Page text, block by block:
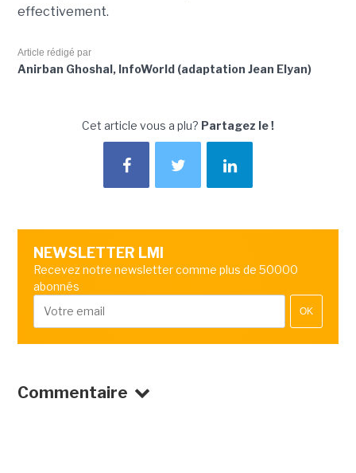
effectivement.
Article rédigé par
Anirban Ghoshal, InfoWorld (adaptation Jean Elyan)
Cet article vous a plu? Partagez le !
NEWSLETTER LMI
Recevez notre newsletter comme plus de 50000
abonnés
OK
Commentaire